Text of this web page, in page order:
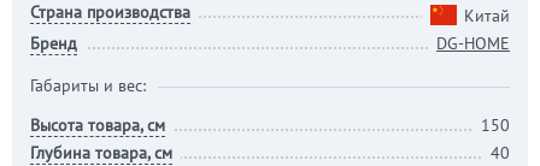
Страна производства
Китай
Бренд
DG-HOME
Габариты и вес:
Высота товара, см
150
Глубина товара, см
40